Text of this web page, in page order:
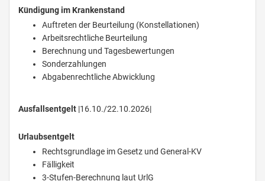
Kündigung im Krankenstand
Auftreten der Beurteilung (Konstellationen)
Arbeitsrechtliche Beurteilung
Berechnung und Tagesbewertungen
Sonderzahlungen
Abgabenrechtliche Abwicklung
Ausfallsentgelt |16.10./22.10.2026|
Urlaubsentgelt
Rechtsgrundlage im Gesetz und General-KV
Fälligkeit
3-Stufen-Berechnung laut UrlG